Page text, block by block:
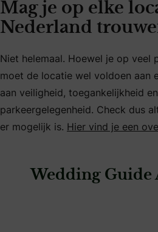
Mag je op elke
Nederland
Niet helemaal. Hoewel je op veel
moet de locatie wel voldoen aan
aan veiligheid, toegankelijkheid
parkeergelegenheid. Check dus
er mogelijk is. Hier vind je een
Wedding Guide